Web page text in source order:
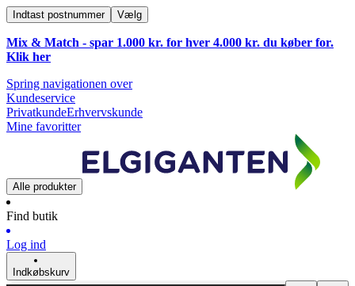
Indtast postnummer Vælg
Mix & Match - spar 1.000 kr. for hver 4.000 kr. du køber for.
Klik her
Spring navigationen over
Kundeservice
PrivatkundeErhvervskunde
Mine favoritter
Alle produkter
Find butik
Log ind
Indkøbskurv